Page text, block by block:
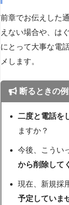
前章でお伝えした
えない場合や、は
にとって大事な電
メします。
断るときの
二度と電話を
ますか？
今後、こうい
から削除して
現在、新規採
予定していま